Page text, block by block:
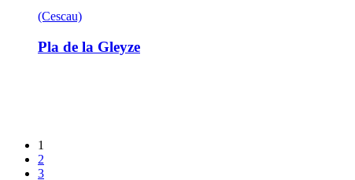
(Cescau)
Pla de la Gleyze
1
2
3